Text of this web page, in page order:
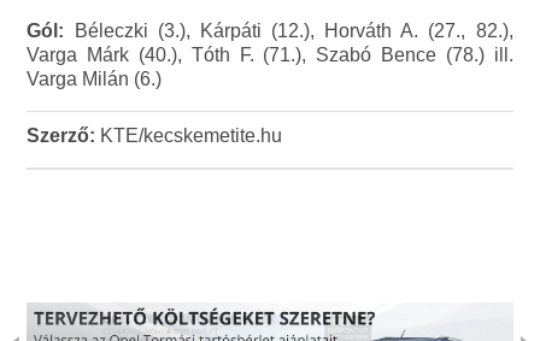
Gól: Béleczki (3.), Kárpáti (12.), Horváth A. (27., 82.),
Varga Márk (40.), Tóth F. (71.), Szabó Bence (78.) ill.
Varga Milán (6.)
Szerző: KTE/kecskemetite.hu